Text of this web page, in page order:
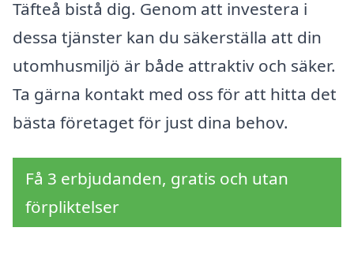
Täfteå bistå dig. Genom att investera i
dessa tjänster kan du säkerställa att din
utomhusmiljö är både attraktiv och säker.
Ta gärna kontakt med oss för att hitta det
bästa företaget för just dina behov.
Få 3 erbjudanden, gratis och utan
förpliktelser